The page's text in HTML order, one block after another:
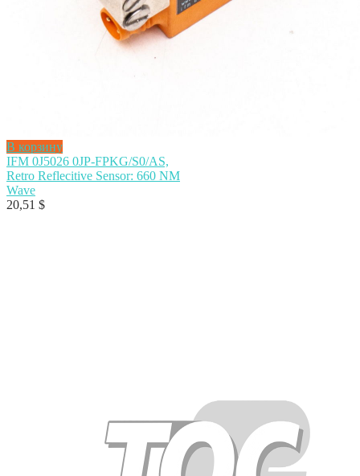
В корзину
IFM 0J5026 0JP-FPKG/S0/AS,
Retro Reflecitive Sensor: 660 NM
Wave
20,51 $